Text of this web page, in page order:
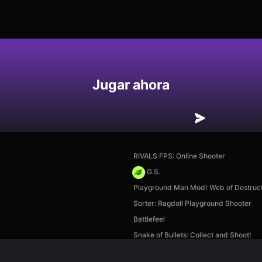
Jugar ahora
RIVALS FPS: Online Shooter
H.O.G.S.
Playground Man Mod! Web of
Sorter: Ragdoll Playground Shooter
Battlefeel
Snake of Bullets: Collect and Shoot!